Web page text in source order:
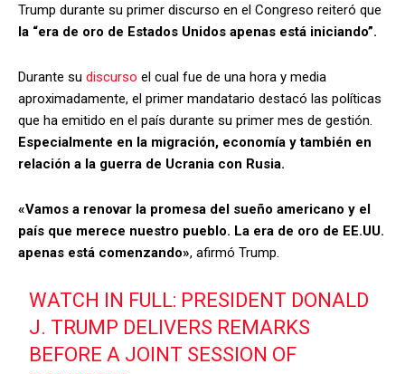
Trump durante su primer discurso en el Congreso reiteró que
la “era de oro de Estados Unidos apenas está iniciando”.
Durante su discurso el cual fue de una hora y media
aproximadamente, el primer mandatario destacó las políticas
que ha emitido en el país durante su primer mes de gestión.
Especialmente en la migración, economía y también en
relación a la guerra de Ucrania con Rusia.
«Vamos a renovar la promesa del sueño americano y el
país que merece nuestro pueblo. La era de oro de EE.UU.
apenas está comenzando», afirmó Trump.
WATCH IN FULL: PRESIDENT DONALD
J. TRUMP DELIVERS REMARKS
BEFORE A JOINT SESSION OF